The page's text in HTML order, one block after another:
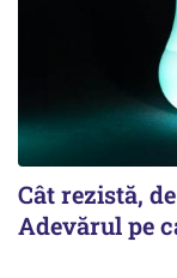
Cât rezistă,
Adevărul pe